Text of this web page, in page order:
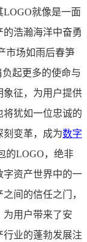
就像是一面
浩瀚海洋中奋勇
市场如雨后春笋
起更多的使命与
象征，为用户提供
将犹如一位忠诚的
刻变革，成为数字
的LOGO，绝非
字资产世界中的一
间的信任之门，
为用户带来了安
业的蓬勃发展注